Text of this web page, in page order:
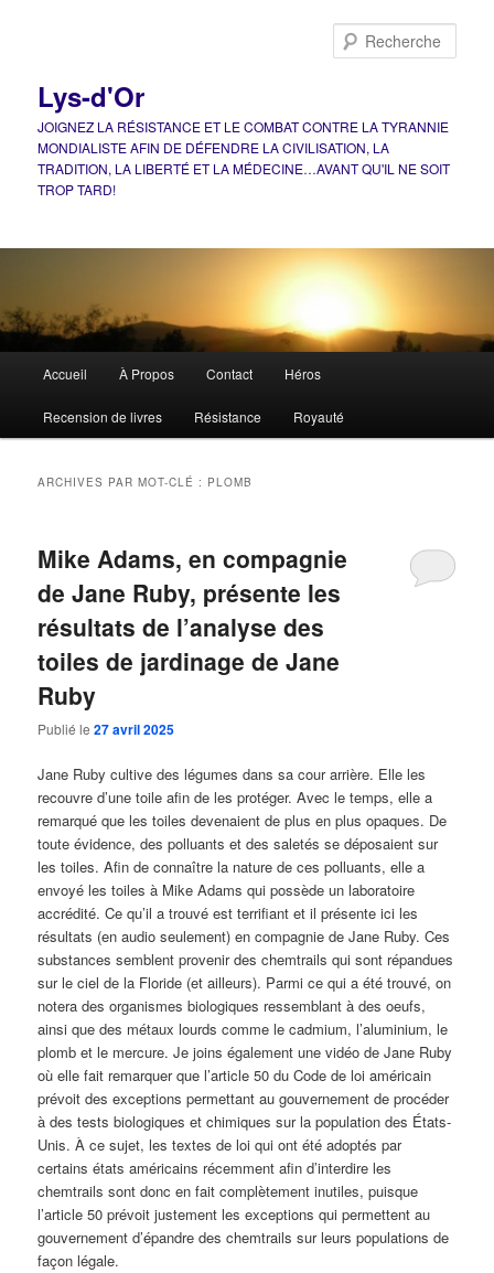
Lys-d'Or
JOIGNEZ LA RÉSISTANCE ET LE COMBAT CONTRE LA TYRANNIE
MONDIALISTE AFIN DE DÉFENDRE LA CIVILISATION, LA
TRADITION, LA LIBERTÉ ET LA MÉDECINE…AVANT QU'IL NE SOIT
TROP TARD!
principal
Accueil À Propos Contact Héros
Recension de livres Résistance Royauté
ARCHIVES PAR MOT-CLÉ : PLOMB
Mike Adams, en compagnie
de Jane Ruby, présente les
résultats de l’analyse des
toiles de jardinage de Jane
Ruby
Publié le27 avril 2025
Jane Ruby cultive des légumes dans sa cour arrière. Elle les
recouvre d’une toile afin de les protéger. Avec le temps, elle a
remarqué que les toiles devenaient de plus en plus opaques. De
toute évidence, des polluants et des saletés se déposaient sur
les toiles. Afin de connaître la nature de ces polluants, elle a
envoyé les toiles à Mike Adams qui possède un laboratoire
accrédité. Ce qu’il a trouvé est terrifiant et il présente ici les
résultats (en audio seulement) en compagnie de Jane Ruby. Ces
substances semblent provenir des chemtrails qui sont répandues
sur le ciel de la Floride (et ailleurs). Parmi ce qui a été trouvé, on
notera des organismes biologiques ressemblant à des oeufs,
ainsi que des métaux lourds comme le cadmium, l’aluminium, le
plomb et le mercure. Je joins également une vidéo de Jane Ruby
où elle fait remarquer que l’article 50 du Code de loi américain
prévoit des exceptions permettant au gouvernement de procéder
à des tests biologiques et chimiques sur la population des États-
Unis. À ce sujet, les textes de loi qui ont été adoptés par
certains états américains récemment afin d’interdire les
chemtrails sont donc en fait complètement inutiles, puisque
l’article 50 prévoit justement les exceptions qui permettent au
gouvernement d’épandre des chemtrails sur leurs populations de
façon légale.